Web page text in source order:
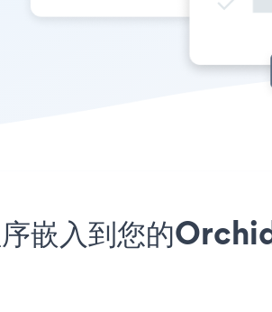
嵌入到您的